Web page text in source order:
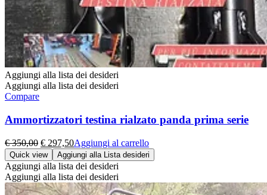
Aggiungi alla lista dei desideri
Aggiungi alla lista dei desideri
Compare
Ammortizzatori testina rialzato panda prima serie
€350,00 Il
prezzo
originale
era:
€ 350,00.
€ 297,50Il
prezzo
attuale
è:
€ 297,50.
Aggiungi al carrello
Quick view Aggiungi alla Lista desideri
Aggiungi alla lista dei desideri
Aggiungi alla lista dei desideri